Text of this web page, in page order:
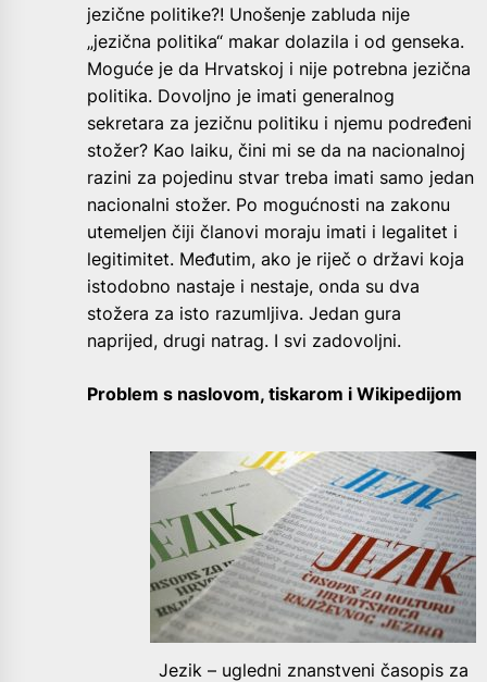
jezične politike?! Unošenje zabluda nije
„jezična politika“ makar dolazila i od genseka.
Moguće je da Hrvatskoj i nije potrebna jezična
politika. Dovoljno je imati generalnog
sekretara za jezičnu politiku i njemu podređeni
stožer? Kao laiku, čini mi se da na nacionalnoj
razini za pojedinu stvar treba imati samo jedan
nacionalni stožer. Po mogućnosti na zakonu
utemeljen čiji članovi moraju imati i legalitet i
legitimitet. Međutim, ako je riječ o državi koja
istodobno nastaje i nestaje, onda su dva
stožera za isto razumljiva. Jedan gura
naprijed, drugi natrag. I svi zadovoljni.
Problem s naslovom, tiskarom i Wikipedijom
Jezik – ugledni znanstveni časopis za